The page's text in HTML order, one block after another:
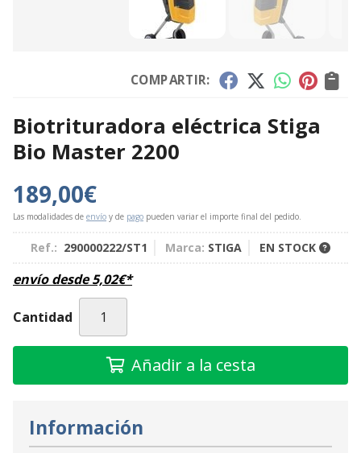
COMPARTIR:
Biotrituradora eléctrica Stiga
Bio Master 2200
189,00€
Las modalidades de envío y de pago pueden variar el importe final del pedido.
Ref.: 290000222/ST1 Marca: STIGA EN STOCK
envío desde5,02€*
Cantidad
Añadir a la cesta
Información